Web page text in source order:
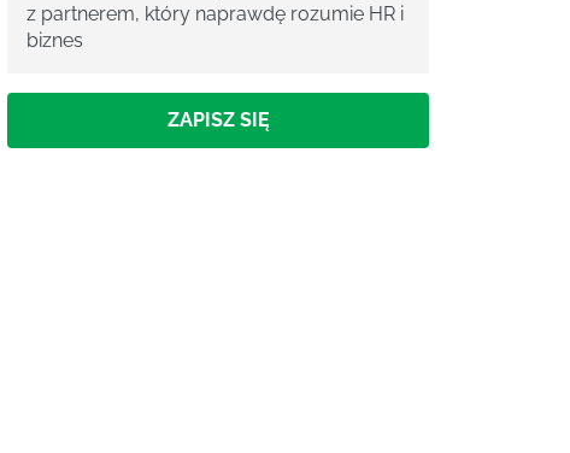
z partnerem, który naprawdę rozumie HR i
biznes
ZAPISZ SIĘ